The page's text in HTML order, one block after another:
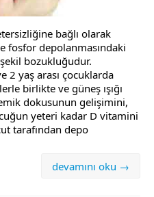
bağlı olarak
fosfor depolanmasındaki
bozukluğudur.
2 yaş arası çocuklarda
birlikte ve güneş ışığı
dokusunun gelişimini,
yeteri kadar D vitamini
tarafından depo
devamını oku →